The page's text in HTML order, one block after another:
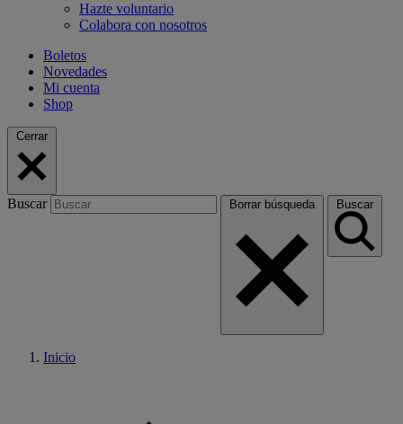
Hazte voluntario
Colabora con nosotros
Boletos
Novedades
Mi cuenta
Shop
Cerrar
Buscar Borrar búsqueda Buscar
Inicio